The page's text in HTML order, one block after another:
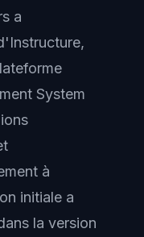
a
System
à
initiale a
la version